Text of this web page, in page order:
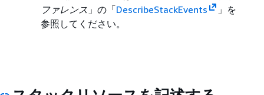
ファレンス 」の「DescribeStackEvents
」を
参照してください。